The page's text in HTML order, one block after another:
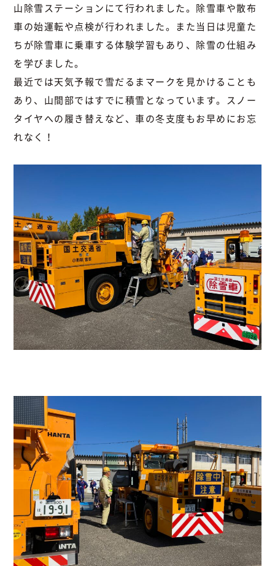
山除雪ステーションにて行われました。除雪車や散布
車の始運転や点検が行われました。また当日は児童た
ちが除雪車に乗車する体験学習もあり、除雪の仕組み
を学びました。
最近では天気予報で雪だるまマークを見かけることも
あり、山間部ではすでに積雪となっています。スノー
タイヤへの履き替えなど、車の冬支度もお早めにお忘
れなく！